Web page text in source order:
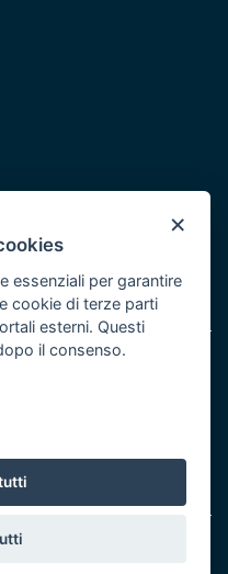
POR Puglia 2014/2020 -
×
essenziali per garantire
cookie di terze parti
esterni. Questi
il consenso.